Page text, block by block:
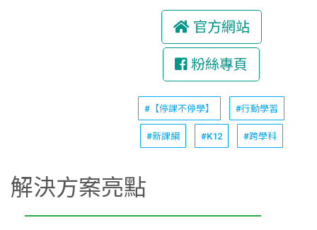
官方網站
粉絲專頁
#【停課不停學】 #行動學習
#新課綱 #K12 #跨學科
解決方案亮點